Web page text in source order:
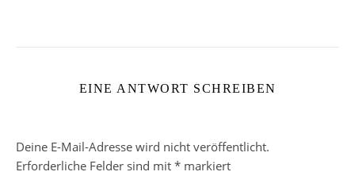
EINE ANTWORT SCHREIBEN
Deine E-Mail-Adresse wird nicht veröffentlicht.
Erforderliche Felder sind mit * markiert